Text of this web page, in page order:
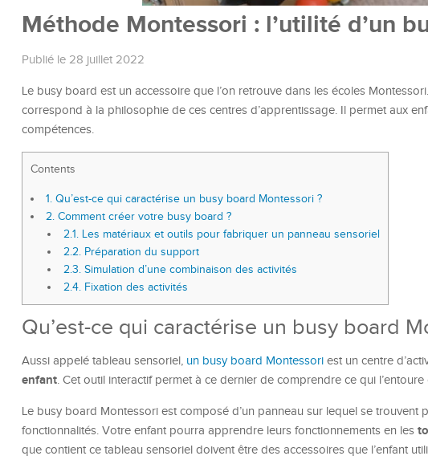
Méthode Montessori : l’utilité d’un
Publié le 28 juillet 2022
Le busy board est un accessoire que l’on retrouve dans les écoles
correspond à la philosophie de ces centres d’apprentissage. Il permet aux
compétences.
Contents
1. Qu’est-ce qui caractérise un busy board Montessori ?
2. Comment créer votre busy board ?
2.1.Les matériaux et outils pour fabriquer un panneau sensoriel
2.2.Préparation du support
2.3.Simulation d’une combinaison des activités
2.4.Fixation des activités
Qu’est-ce qui caractérise un busy board
Aussi appelé tableau sensoriel, un busy board Montessori est un centre
enfant. Cet outil interactif permet à ce dernier de comprendre ce qui
Le busy board Montessori est composé d’un panneau sur lequel se trouvent
fonctionnalités. Votre enfant pourra apprendre leurs fonctionnements en les
que contient ce tableau sensoriel doivent être des accessoires que l’enfant